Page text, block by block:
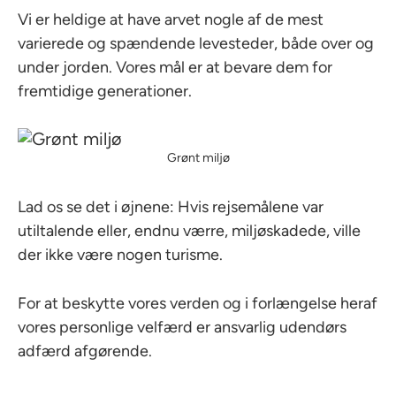
Vi er heldige at have arvet nogle af de mest
varierede og spændende levesteder, både over og
under jorden. Vores mål er at bevare dem for
fremtidige generationer.
Grønt miljø
Lad os se det i øjnene: Hvis rejsemålene var
utiltalende eller, endnu værre, miljøskadede, ville
der ikke være nogen turisme.
For at beskytte vores verden og i forlængelse heraf
vores personlige velfærd er ansvarlig udendørs
adfærd afgørende.